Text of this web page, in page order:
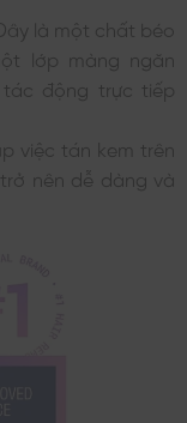
là một chất béo
lớp màng ngăn
tác động trực tiếp
việc tán kem trên
trở nên dễ dàng và